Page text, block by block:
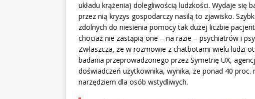
układu krążenia) dolegliwością ludzkości. Wydaje się
przez nią kryzys gospodarczy nasilą to zjawisko.
zdolnych do niesienia pomocy tak dużej liczbie
chociaż nie zastąpią one – na razie – psychiatrów i
Zwłaszcza, że w rozmowie z chatbotami wielu ludzi
badania przeprowadzonego przez Symetrię UX,
doświadczeń użytkownika, wynika, że ponad 40 proc.
narzędziem dla osób wstydliwych.